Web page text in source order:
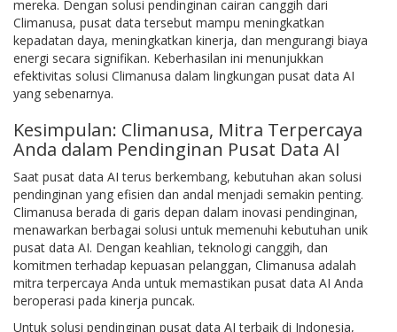
mereka. Dengan solusi pendinginan cairan canggih dari
Climanusa, pusat data tersebut mampu meningkatkan
kepadatan daya, meningkatkan kinerja, dan mengurangi biaya
energi secara signifikan. Keberhasilan ini menunjukkan
efektivitas solusi Climanusa dalam lingkungan pusat data AI
yang sebenarnya.
Kesimpulan: Climanusa, Mitra Terpercaya
Anda dalam Pendinginan Pusat Data AI
Saat pusat data AI terus berkembang, kebutuhan akan solusi
pendinginan yang efisien dan andal menjadi semakin penting.
Climanusa berada di garis depan dalam inovasi pendinginan,
menawarkan berbagai solusi untuk memenuhi kebutuhan unik
pusat data AI. Dengan keahlian, teknologi canggih, dan
komitmen terhadap kepuasan pelanggan, Climanusa adalah
mitra terpercaya Anda untuk memastikan pusat data AI Anda
beroperasi pada kinerja puncak.
Untuk solusi pendinginan pusat data AI terbaik di Indonesia,